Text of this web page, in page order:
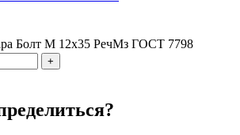
Болт М 12х35 РечМз ГОСТ 7798